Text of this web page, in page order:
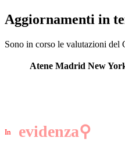
Aggiornamenti in
Sono in corso le valutazioni
Atene Madrid New
In evidenza⚲